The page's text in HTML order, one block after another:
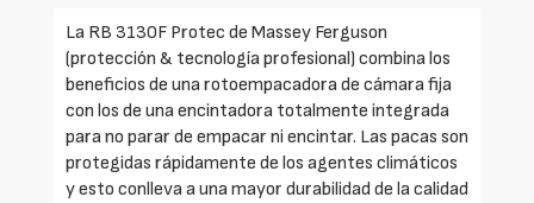
La RB 3130F Protec de Massey Ferguson
(protección & tecnología profesional) combina los
beneficios de una rotoempacadora de cámara fija
con los de una encintadora totalmente integrada
para no parar de empacar ni encintar. Las pacas son
protegidas rápidamente de los agentes climáticos
y esto conlleva a una mayor durabilidad de la calidad